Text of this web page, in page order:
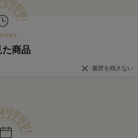
た商品
履歴を残さない